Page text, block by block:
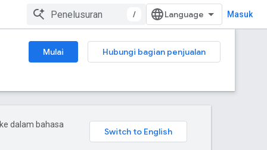
/ Masuk
Mulai
Hubungi bagian penjualan
dalam bahasa